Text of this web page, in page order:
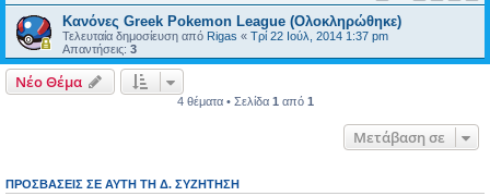
Κανόνες Greek Pokemon League (Ολοκληρώθηκε)
Τελευταία δημοσίευση από Rigas « Τρί 22 Ιούλ, 2014 1:37 pm
Απαντήσεις: 3
Νέο Θέμα
4 θέματα • Σελίδα 1 από 1
Μετάβαση σε
ΠΡΟΣΒΆΣΕΙΣ ΣΕ ΑΥΤΉ ΤΗ Δ. ΣΥΖΉΤΗΣΗ